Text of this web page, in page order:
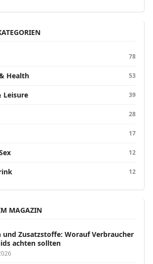
78
Health 53
Leisure 39
28
17
12
12
MAGAZIN
und Zusatzstoffe: Worauf Verbraucher
achten sollten